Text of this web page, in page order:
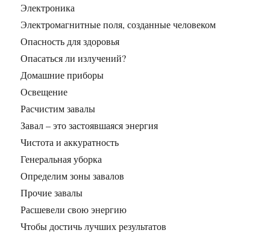
Электроника
Электромагнитные поля, созданные человеком
Опасность для здоровья
Опасаться ли излучений?
Домашние приборы
Освещение
Расчистим завалы
Завал – это застоявшаяся энергия
Чистота и аккуратность
Генеральная уборка
Определим зоны завалов
Прочие завалы
Расшевели свою энергию
Чтобы достичь лучших результатов